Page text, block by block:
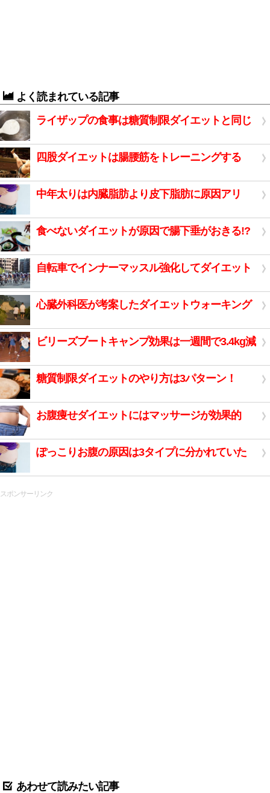
よく読まれている記事
ライザップの食事は糖質制限ダイエットと同じ
四股ダイエットは腸腰筋をトレーニングする
中年太りは内臓脂肪より皮下脂肪に原因アリ
食べないダイエットが原因で腸下垂がおきる!?
自転車でインナーマッスル強化してダイエット
心臓外科医が考案したダイエットウォーキング
ビリーズブートキャンプ効果は一週間で3.4kg減
糖質制限ダイエットのやり方は3パターン！
お腹痩せダイエットにはマッサージが効果的
ぽっこりお腹の原因は3タイプに分かれていた
スポンサーリンク
あわせて読みたい記事